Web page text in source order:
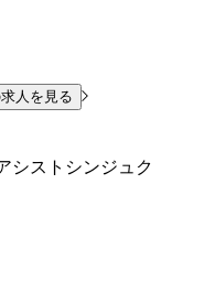
人を見る
シストシンジュク